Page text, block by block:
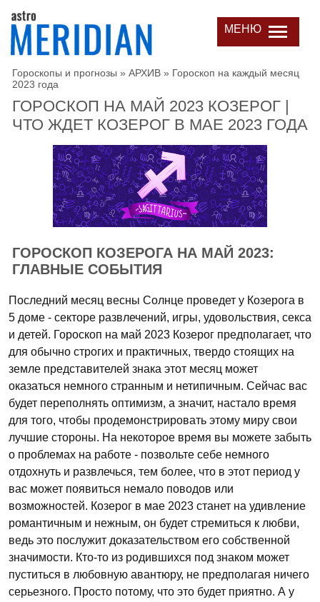
МЕНЮ
Гороскопы и прогнозы » АРХИВ » Гороскоп на каждый месяц
2023 года
ГОРОСКОП НА МАЙ 2023 КОЗЕРОГ |
ЧТО ЖДЕТ КОЗЕРОГ В МАЕ 2023 ГОДА
ГОРОСКОП КОЗЕРОГА НА МАЙ 2023:
ГЛАВНЫЕ СОБЫТИЯ
Последний месяц весны Солнце проведет у Козерога в
5 доме - секторе развлечений, игры, удовольствия, секса
и детей. Гороскоп на май 2023 Козерог предполагает, что
для обычно строгих и практичных, твердо стоящих на
земле представителей знака этот месяц может
оказаться немного странным и нетипичным. Сейчас вас
будет переполнять оптимизм, а значит, настало время
для того, чтобы продемонстрировать этому миру свои
лучшие стороны. На некоторое время вы можете забыть
о проблемах на работе - позвольте себе немного
отдохнуть и развлечься, тем более, что в этот период у
вас может появиться немало поводов или
возможностей. Козерог в мае 2023 станет на удивление
романтичным и нежным, он будет стремиться к любви,
ведь это послужит доказательством его собственной
значимости. Кто-то из родившихся под знаком может
пуститься в любовную авантюру, не предполагая ничего
серьезного. Просто потому, что это будет приятно. А у